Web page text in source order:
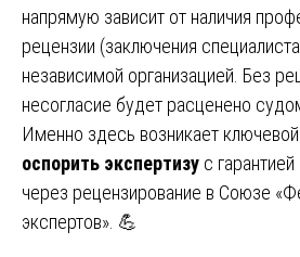
напрямую зависит от наличия
рецензии (заключения
независимой организацией. Без
несогласие будет расценено
Именно здесь возникает
оспорить экспертизу с
через рецензирование в Союзе
экспертов». 💪